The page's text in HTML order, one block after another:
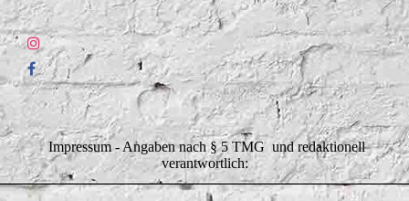
Impressum - Angaben nach § 5 TMG und redaktionell
verantwortlich: